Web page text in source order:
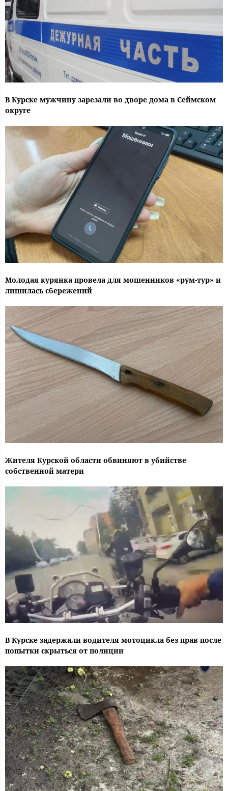
В Курске мужчину зарезали во дворе дома в Сеймском
округе
Молодая курянка провела для мошенников «рум-тур» и
лишилась сбережений
Жителя Курской области обвиняют в убийстве
собственной матери
В Курске задержали водителя мотоцикла без прав после
попытки скрыться от полиции